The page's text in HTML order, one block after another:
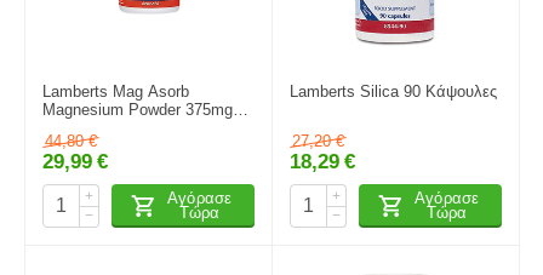
Lamberts Mag Asorb
Magnesium Powder 375mg
44,80 €
29,99 €
+
−
Αγόρασε
Τώρα
Lamberts Silica 90 Κάψουλες
27,20 €
18,29 €
+
−
Αγόρασε
Τώρα